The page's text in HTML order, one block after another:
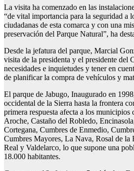
La visita ha comenzado en las
“de vital importancia para la seguridad a
ciudadanas de esta comarca y con una
preservación del Parque Natural”, ha
Desde la jefatura del parque, Marcial
visita de la presidenta y el presidente del
necesidades e inquietudes y tener en
de planificar la compra de vehículos y
El parque de Jabugo, Inaugurado en
occidental de la Sierra hasta la frontera
primera respuesta afecta a los municipios
Aroche, Castaño del Robledo,
Cortegana, Cumbres de Enmedio,
Cumbres Mayores, La Nava, Rosal de la
Real y Valdelarco, lo que supone una
18.000 habitantes.